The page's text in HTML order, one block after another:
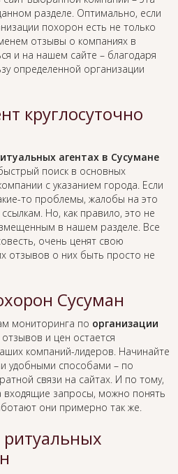
разделе. Оптимально, если
похорон есть не только
отзывы о компаниях в
и на нашем сайте – благодаря
определенной организации
круглосуточно
агентах в Сусумане
поиск в основных
с указанием города. Если
то проблемы, жалобы на это
Но, как правило, это не
в нашем разделе. Все
очень ценят свою
отзывов о них быть просто не
Сусуман
мониторинга по организации
отзывов и цен остается
компаний-лидеров. Начинайте
удобными способами – по
связи на сайтах. И по тому,
входящие запросы, можно понять
они примерно так же.